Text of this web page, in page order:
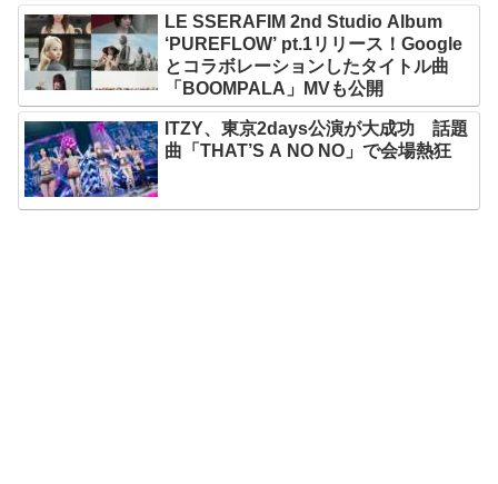
LE SSERAFIM 2nd Studio Album
‘PUREFLOW’ pt.1リリース！Google
とコラボレーションしたタイトル曲
「BOOMPALA」MVも公開
ITZY、東京2days公演が大成功 話題
曲「THAT’S A NO NO」で会場熱狂